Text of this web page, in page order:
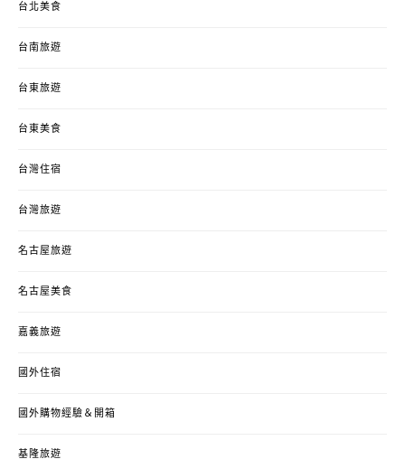
台北美食
台南旅遊
台東旅遊
台東美食
台灣住宿
台灣旅遊
名古屋旅遊
名古屋美食
嘉義旅遊
國外住宿
國外購物經驗＆開箱
基隆旅遊